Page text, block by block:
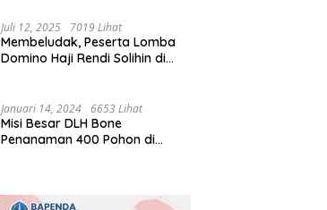
Juli 12, 2025 7019 Lihat
Membeludak, Peserta Lomba
Domino Haji Rendi Solihin di
Januari 14, 2024 6653 Lihat
Misi Besar DLH Bone
Penanaman 400 Pohon di